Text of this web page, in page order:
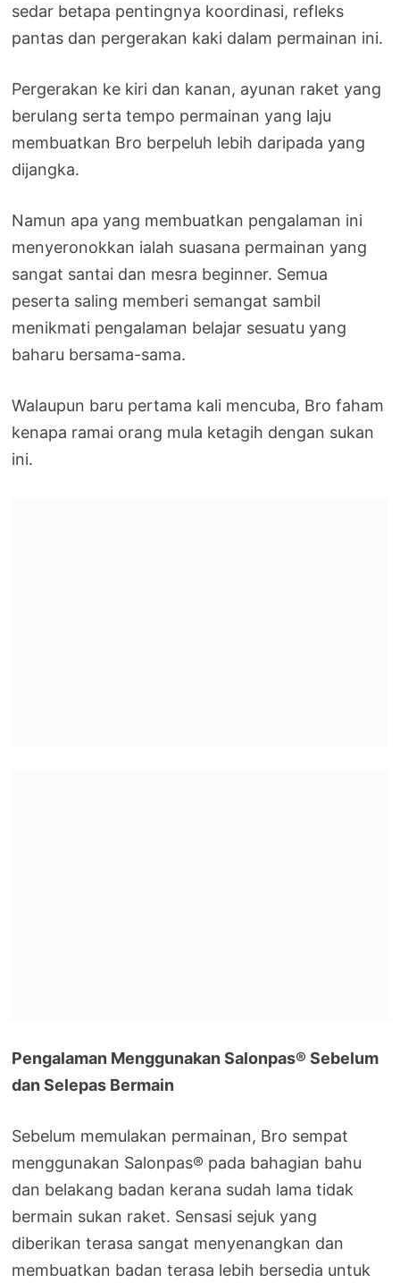
sedar betapa pentingnya koordinasi, refleks
pantas dan pergerakan kaki dalam permainan ini.
Pergerakan ke kiri dan kanan, ayunan raket yang
berulang serta tempo permainan yang laju
membuatkan Bro berpeluh lebih daripada yang
dijangka.
Namun apa yang membuatkan pengalaman ini
menyeronokkan ialah suasana permainan yang
sangat santai dan mesra beginner. Semua
peserta saling memberi semangat sambil
menikmati pengalaman belajar sesuatu yang
baharu bersama-sama.
Walaupun baru pertama kali mencuba, Bro faham
kenapa ramai orang mula ketagih dengan sukan
ini.
Pengalaman Menggunakan Salonpas® Sebelum
dan Selepas Bermain
Sebelum memulakan permainan, Bro sempat
menggunakan Salonpas® pada bahagian bahu
dan belakang badan kerana sudah lama tidak
bermain sukan raket. Sensasi sejuk yang
diberikan terasa sangat menyenangkan dan
membuatkan badan terasa lebih bersedia untuk